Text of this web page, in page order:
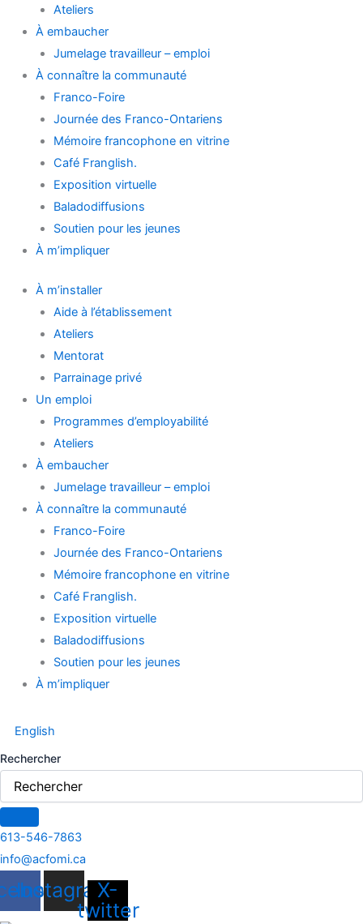
Ateliers
À embaucher
Jumelage travailleur – emploi
À connaître la communauté
Franco-Foire
Journée des Franco-Ontariens
Mémoire francophone en vitrine
Café Franglish.
Exposition virtuelle
Baladodiffusions
Soutien pour les jeunes
À m’impliquer
À m’installer
Aide à l’établissement
Ateliers
Mentorat
Parrainage privé
Un emploi
Programmes d’employabilité
Ateliers
À embaucher
Jumelage travailleur – emploi
À connaître la communauté
Franco-Foire
Journée des Franco-Ontariens
Mémoire francophone en vitrine
Café Franglish.
Exposition virtuelle
Baladodiffusions
Soutien pour les jeunes
À m’impliquer
English
Rechercher
613-546-7863
info@acfomi.ca
Instagram
X-
twitter